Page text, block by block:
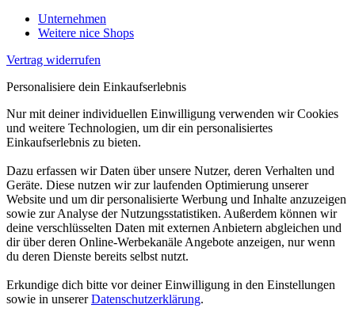
Unternehmen
Weitere nice Shops
Vertrag widerrufen
Personalisiere dein Einkaufserlebnis
Nur mit deiner individuellen Einwilligung verwenden wir Cookies
und weitere Technologien, um dir ein personalisiertes
Einkaufserlebnis zu bieten.
Dazu erfassen wir Daten über unsere Nutzer, deren Verhalten und
Geräte. Diese nutzen wir zur laufenden Optimierung unserer
Website und um dir personalisierte Werbung und Inhalte anzuzeigen
sowie zur Analyse der Nutzungsstatistiken. Außerdem können wir
deine verschlüsselten Daten mit externen Anbietern abgleichen und
dir über deren Online-Werbekanäle Angebote anzeigen, nur wenn
du deren Dienste bereits selbst nutzt.
Erkundige dich bitte vor deiner Einwilligung in den Einstellungen
sowie in unsererDatenschutzerklärung.